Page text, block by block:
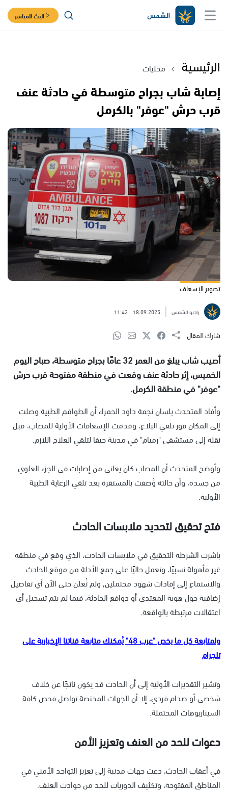
البث المباشر
الرئيسية محليات
إصابة شاب بجراح متوسطة في حادثة عنف
قرب حرش "عوفر" بالكرمل
تصوير الإسعاف
راديو الشمس 18.09.2025
11:42
شارك المقال
أصيب شاب يبلغ من العمر 32 عامًا بجراح متوسطة، صباح اليوم
الخميس، إثر حادثة عنف وقعت في منطقة مفتوحة قرب حرش
"عوفر" في منطقة الكرمل.
وأفاد المتحدث بلسان نجمة داود الحمراء أن الطواقم الطبية وصلت
إلى المكان فور تلقي البلاغ، وقدمت الإسعافات الأولية للمصاب، قبل
نقله إلى مستشفى "رمبام" في مدينة حيفا لتلقي العلاج اللازم.
وأوضح المتحدث أن المصاب كان يعاني من إصابات في الجزء العلوي
من جسده، وأن حالته وُصفت بالمستقرة بعد تلقي الرعاية الطبية
الأولية.
فتح تحقيق لتحديد ملابسات الحادث
باشرت الشرطة التحقيق في ملابسات الحادث، الذي وقع في منطقة
غير مأهولة نسبيًا، وتعمل حاليًا على جمع الأدلة من موقع الحادث
والاستماع إلى إفادات شهود محتملين٫ ولم تُعلن حتى الآن أي تفاصيل
إضافية حول هوية المعتدي أو دوافع الحادثة، فيما لم يتم تسجيل أي
اعتقالات مرتبطة بالواقعة.
ولمتابعة كل ما يخص "عرب 48" يُمكنك متابعة قناتنا الإخبارية على
تلجرام
وتشير التقديرات الأولية إلى أن الحادث قد يكون ناتجًا عن خلاف
شخصي أو صدام فردي، إلا أن الجهات المختصة تواصل فحص كافة
السيناريوهات المحتملة.
دعوات للحد من العنف وتعزيز الأمن
في أعقاب الحادث، دعت جهات مدنية إلى تعزيز التواجد الأمني في
المناطق المفتوحة، وتكثيف الدوريات للحد من حوادث العنف.